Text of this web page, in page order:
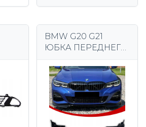
BMW G20 G21
ЮБКА ПЕРЕДНЕГО
18-22 ЧЕРНЫЙ
ГЛЯНЦЕВЫЙ